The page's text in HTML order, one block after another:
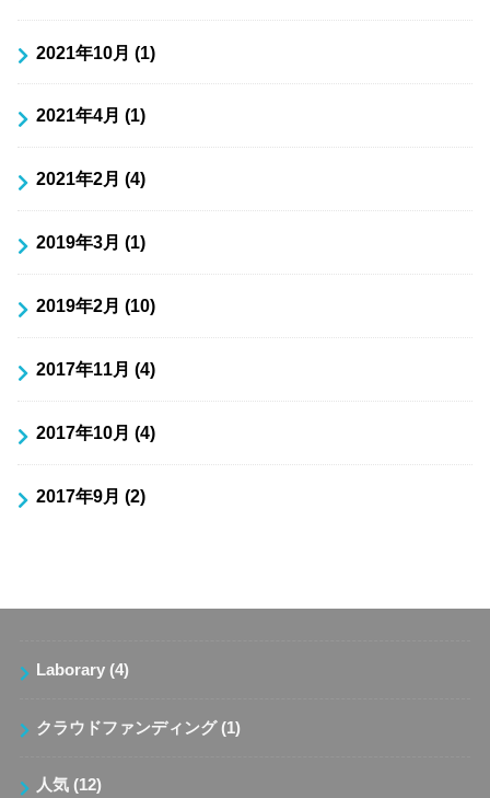
2021年10月 (1)
2021年4月 (1)
2021年2月 (4)
2019年3月 (1)
2019年2月 (10)
2017年11月 (4)
2017年10月 (4)
2017年9月 (2)
Laborary (4)
クラウドファンディング (1)
人気 (12)